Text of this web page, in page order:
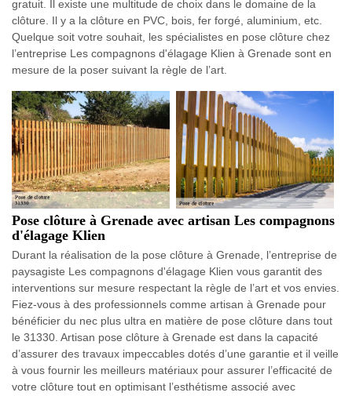
gratuit. Il existe une multitude de choix dans le domaine de la
clôture. Il y a la clôture en PVC, bois, fer forgé, aluminium, etc.
Quelque soit votre souhait, les spécialistes en pose clôture chez
l’entreprise Les compagnons d'élagage Klien à Grenade sont en
mesure de la poser suivant la règle de l’art.
Pose clôture à Grenade avec artisan Les compagnons
d'élagage Klien
Durant la réalisation de la pose clôture à Grenade, l’entreprise de
paysagiste Les compagnons d'élagage Klien vous garantit des
interventions sur mesure respectant la règle de l’art et vos envies.
Fiez-vous à des professionnels comme artisan à Grenade pour
bénéficier du nec plus ultra en matière de pose clôture dans tout
le 31330. Artisan pose clôture à Grenade est dans la capacité
d’assurer des travaux impeccables dotés d’une garantie et il veille
à vous fournir les meilleurs matériaux pour assurer l’efficacité de
votre clôture tout en optimisant l’esthétisme associé avec